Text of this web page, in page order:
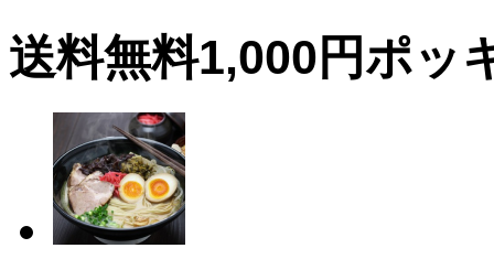
送料無料1,000円ポッ